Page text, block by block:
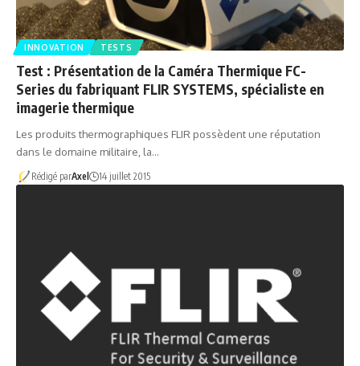
INNOVATION TESTS
Test : Présentation de la Caméra Thermique FC-
Series du fabriquant FLIR SYSTEMS, spécialiste en
imagerie thermique
Les produits thermographiques FLIR possèdent une réputation
dans le domaine militaire, la…
Rédigé parAxel 14 juillet 2015